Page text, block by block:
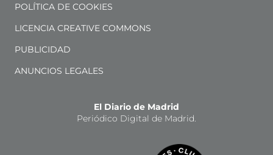
POLÍTICA DE COOKIES
LICENCIA CREATIVE COMMONS
PUBLICIDAD
ANUNCIOS LEGALES
El Diario de Madrid
Periódico Digital de Madrid.